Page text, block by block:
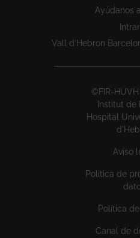
Ayúdanos
Vall d’Hebron
©FIR-
Institut de
Hospital
Aviso
Política de
Política
Canal de